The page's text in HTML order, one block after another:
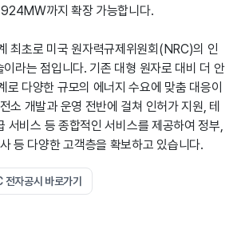
까지 확장 가능합니다.
최초로 미국 원자력규제위원회(NRC)의 인
라는 점입니다. 기존 대형 원자로 대비 더 안
로 다양한 규모의 에너지 수요에 맞춤 대응이
소 개발과 운영 전반에 걸쳐 인허가 지원, 테
서비스 등 종합적인 서비스를 제공하여 정부,
등 다양한 고객층을 확보하고 있습니다.
전자공시 바로가기